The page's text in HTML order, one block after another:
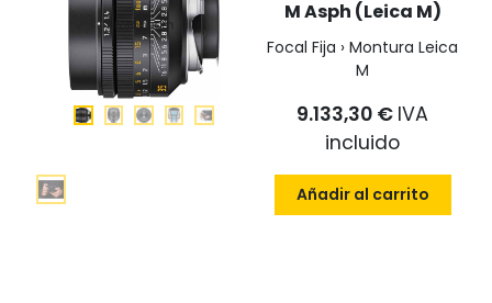
M Asph (Leica M)
Focal Fija › Montura Leica
M
9.133,30 € IVA
incluido
Añadir al carrito